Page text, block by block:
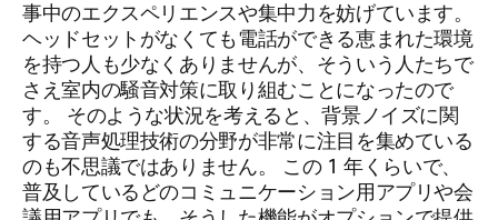
事中のエクスペリエンスや集中力を妨げています。
ヘッドセットがなくても電話ができる恵まれた環境
を持つ人も少なくありませんが、そういう人たちで
さえ室内の騒音対策に取り組むことになったので
す。 そのような状況を考えると、背景ノイズに関
する音声処理技術の分野が非常に注目を集めている
のも不思議ではありません。 この 1 年くらいで、
普及しているどのコミュニケーション用アプリや会